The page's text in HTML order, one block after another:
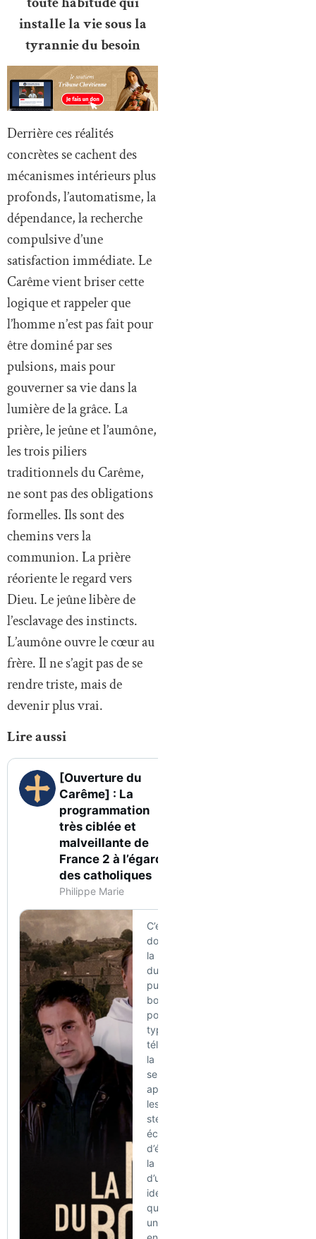
installe la vie sous la
tyrannie du besoin
Derrière ces réalités
concrètes se cachent des
mécanismes intérieurs plus
profonds, l’automatisme, la
dépendance, la recherche
compulsive d’une
satisfaction immédiate. Le
Carême vient briser cette
logique et rappeler que
l’homme n’est pas fait pour
être dominé par ses
pulsions, mais pour
gouverner sa vie dans la
lumière de la grâce. La
prière, le jeûne et l’aumône,
les trois piliers
traditionnels du Carême,
ne sont pas des obligations
formelles. Ils sont des
chemins vers la
communion. La prière
réoriente le regard vers
Dieu. Le jeûne libère de
l’esclavage des instincts.
L’aumône ouvre le cœur au
frère. Il ne s’agit pas de se
rendre triste, mais de
devenir plus vrai.
Lire aussi